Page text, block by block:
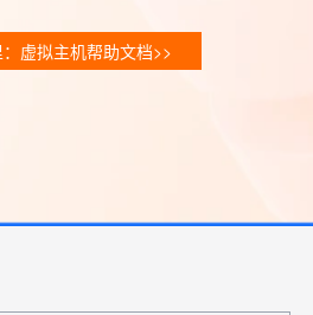
虚拟主机帮助文档>>